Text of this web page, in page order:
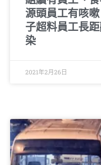
源頭員工有咳
子超料員工長
染
2021年2月26日